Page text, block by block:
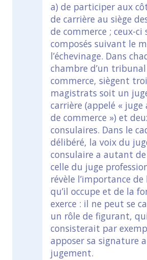
a) de participer aux
de carrière au siège
de commerce ; ceux-ci
composés suivant le
l’échevinage. Dans
chambre d’un
commerce, siègent
magistrats soit un
carrière (appelé «
de commerce ») et
consulaires. Dans le
délibéré, la voix du
consulaire a autant
celle du juge
révèle l’importance de
qu’il occupe et de la
exerce : il ne peut se
un rôle de figurant,
consisterait par
apposer sa signature
jugement.